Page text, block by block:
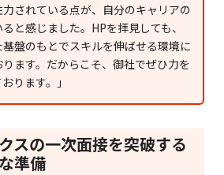
されている点が、自分のキャリアの
と感じました。HPを拝見しても、
盤のもとでスキルを伸ばせる環境に
ます。だからこそ、御社でぜひ力を
ります。」
スの一次面接を突破する
準備